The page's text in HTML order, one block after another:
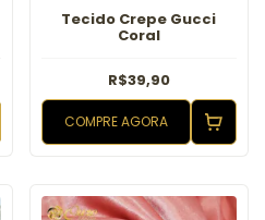
Tecido Crepe Gucci
Coral
R$39,90
COMPRE AGORA